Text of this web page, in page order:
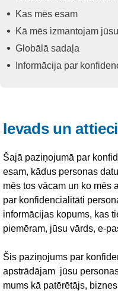
Kas mēs esam
Kā mēs izmantojam
Globālā sadaļa
Informācija par
Ievads un
Šajā paziņojumā par
esam, kādus personas
mēs tos vācam un ko mēs
par konfidencialitāti
informācijas kopums, kas
piemēram, jūsu vārds, e-
Šis paziņojums par
apstrādājam jūsu
mums kā patērētājs,